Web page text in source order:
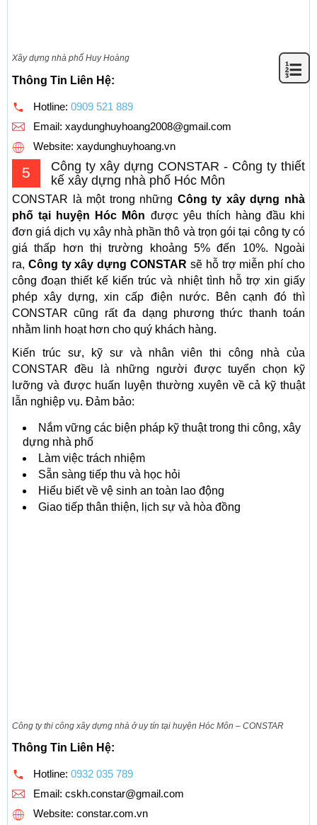
Xây dựng nhà phố Huy Hoàng
Thông Tin Liên Hệ:
Hotline: 0909 521 889
Email: xaydunghuyhoang2008@gmail.com
Website: xaydunghuyhoang.vn
5
Công ty xây dựng CONSTAR - Công ty thiết
kế xây dựng nhà phố Hóc Môn
CONSTAR là một trong những Công ty xây dựng nhà
phố tại huyện Hóc Môn được yêu thích hàng đầu khi
đơn giá dịch vụ xây nhà phần thô và trọn gói tại công ty có
giá thấp hơn thị trường khoảng 5% đến 10%. Ngoài
ra, Công ty xây dựng CONSTAR sẽ hỗ trợ miễn phí cho
công đoạn thiết kế kiến trúc và nhiệt tình hỗ trợ xin giấy
phép xây dựng, xin cấp điện nước. Bên cạnh đó thì
CONSTAR cũng rất đa dạng phương thức thanh toán
nhằm linh hoạt hơn cho quý khách hàng.
Kiến trúc sư, kỹ sư và nhân viên thi công nhà của
CONSTAR đều là những người được tuyển chọn kỹ
lưỡng và được huấn luyện thường xuyên về cả kỹ thuật
lẫn nghiệp vụ. Đảm bảo:
Nắm vững các biện pháp kỹ thuật trong thi công, xây
dựng nhà phố
Làm việc trách nhiệm
Sẵn sàng tiếp thu và học hỏi
Hiểu biết về vệ sinh an toàn lao động
Giao tiếp thân thiện, lịch sự và hòa đồng
Công ty thi công xây dựng nhà ở uy tín tại huyện Hóc Môn – CONSTAR
Thông Tin Liên Hệ:
Hotline: 0932 035 789
Email: cskh.constar@gmail.com
Website: constar.com.vn